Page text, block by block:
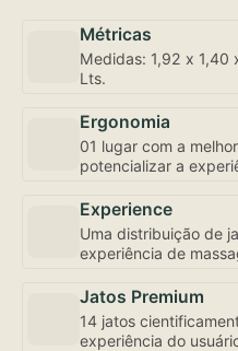
Métricas
Medidas: 1,92 x
Lts.
Ergonomia
01 lugar com a
potencializar a
Experience
Uma distribuição de
experiência de
bem como a mais
uma exclusividade
estar.
Jatos Premium
14 jatos
experiência do